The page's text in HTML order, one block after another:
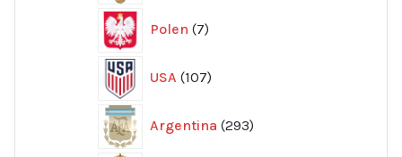
Polen 7
produkter
USA 107
produkter
Argentina 293
produkter